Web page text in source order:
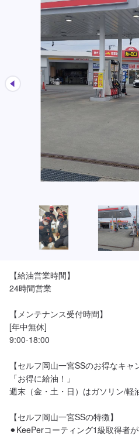
【給油営業時間】
24時間営業
【メンテナンス受付時間】
[年中無休]
9:00-18:00
【セルフ岡山一宮SSのお得なキャ
「お得に給油！」
週末（金・土・日）はガソリン/軽
【セルフ岡山一宮SSの特徴】
⚫︎KeePerコーティング1級取得者